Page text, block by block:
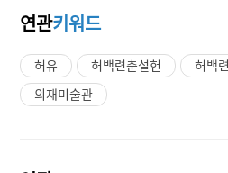
연관키워드
허유 허백련춘설헌 허백련
의재미술관